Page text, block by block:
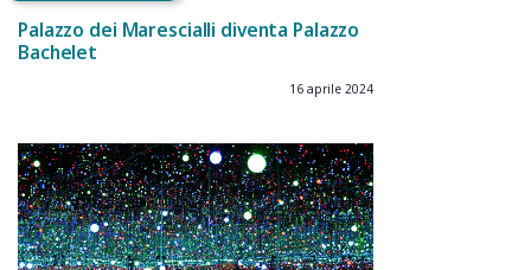
Palazzo dei Marescialli diventa Palazzo
Bachelet
16 aprile 2024